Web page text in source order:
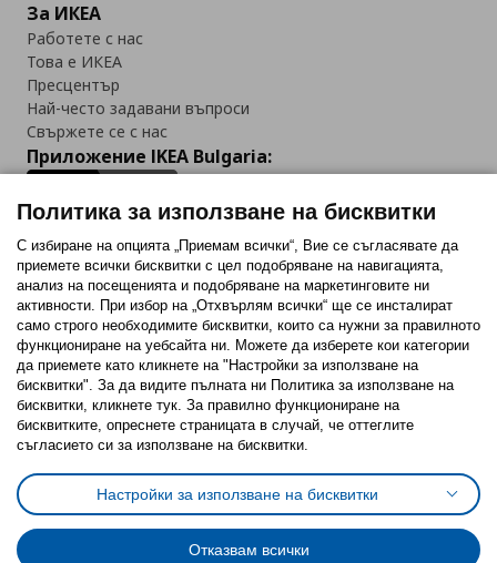
За ИКЕА
Работете с нас
Това е ИКЕА
Пресцентър
Най-често задавани въпроси
Свържете се с нас
Приложение IKEA Bulgaria:
Последвайте ни:
FacebookTwitterYoutubePinterestInstagram
Политика за използване на бисквитки (Cookies)
Избор на настройки за използване на бисквитки
Условия за ползване на ikea.bgОбща политика за личните данни
Политика за защита на личните данни на ikea.bg
Общи условия на програма IKEA Family
Политика за използване на бисквитки
С избиране на опцията „Приемам всички“, Вие се съгласявате да
приемете всички бисквитки с цел подобряване на навигацията,
анализ на посещенията и подобряване на маркетинговите ни
активности. При избор на „Отхвърлям всички“ ще се инсталират
само строго необходимитe бисквитки, които са нужни за правилното
функциониране на уебсайта ни. Можете да изберете кои категории
да приемете като кликнете на "Настройки за използване на
бисквитки". За да видите пълната ни Политика за използване на
бисквитки, кликнете тук. За правилно функциониране на
бисквитките, опреснете страницата в случай, че оттеглите
съгласието си за използване на бисквитки.
Настройки за използване на бисквитки
Отказвам всички